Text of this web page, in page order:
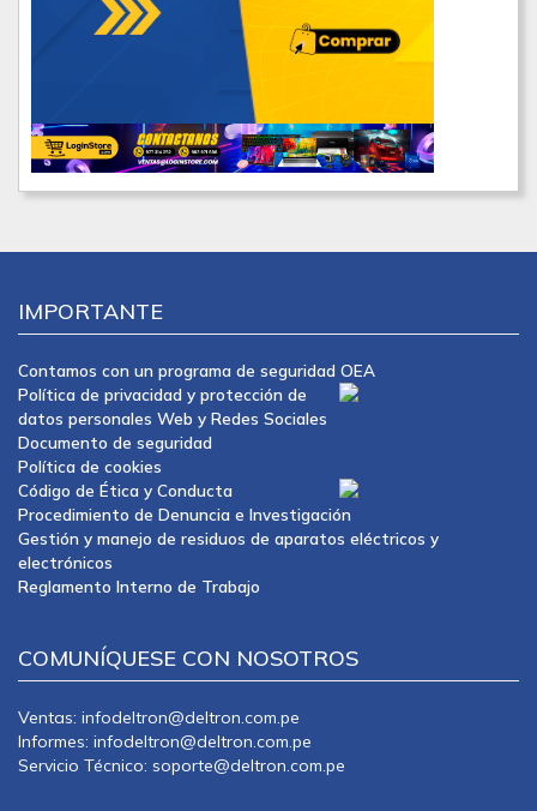
IMPORTANTE
Contamos con un programa de seguridad OEA
Política de privacidad y protección de
datos personales Web y Redes Sociales
Documento de seguridad
Política de cookies
Código de Ética y Conducta
Procedimiento de Denuncia e Investigación
Gestión y manejo de residuos de aparatos eléctricos y
electrónicos
Reglamento Interno de Trabajo
COMUNÍQUESE CON NOSOTROS
Ventas: infodeltron@deltron.com.pe
Informes: infodeltron@deltron.com.pe
Servicio Técnico: soporte@deltron.com.pe